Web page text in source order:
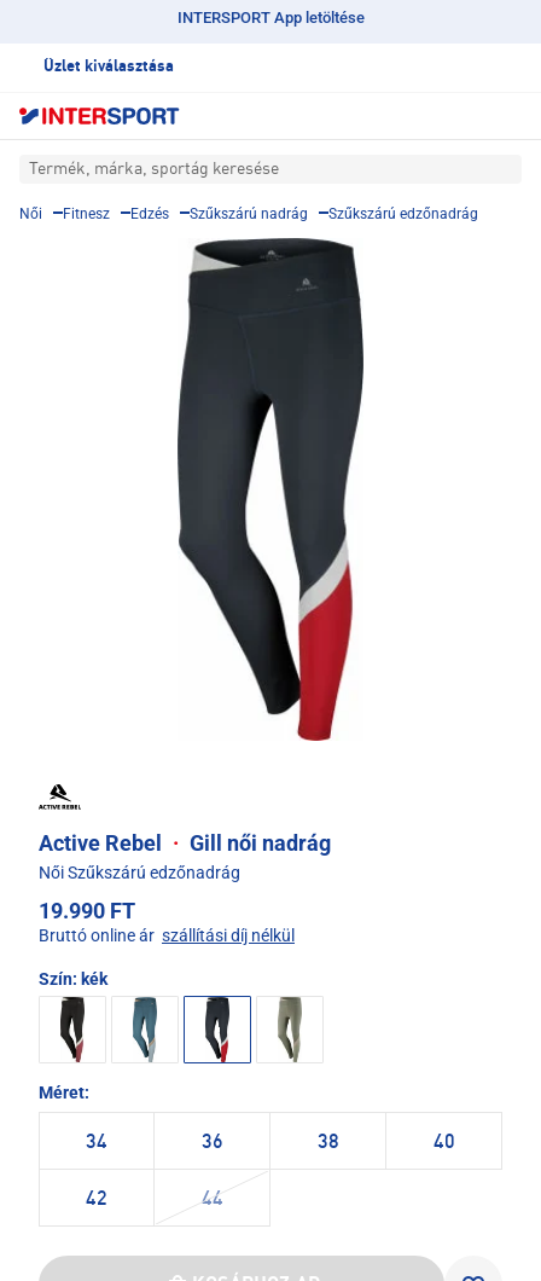
INTERSPORT App letöltése
Üzlet kiválasztása
Termék, márka, sportág keresése
Női Fitnesz Edzés Szűkszárú nadrág Szűkszárú edzőnadrág
Active Rebel · Gill női nadrág
Női Szűkszárú edzőnadrág
19.990 FT
Bruttó online ár szállítási díj nélkül
Szín: kék
Méret:
34 36 38 40
42 44